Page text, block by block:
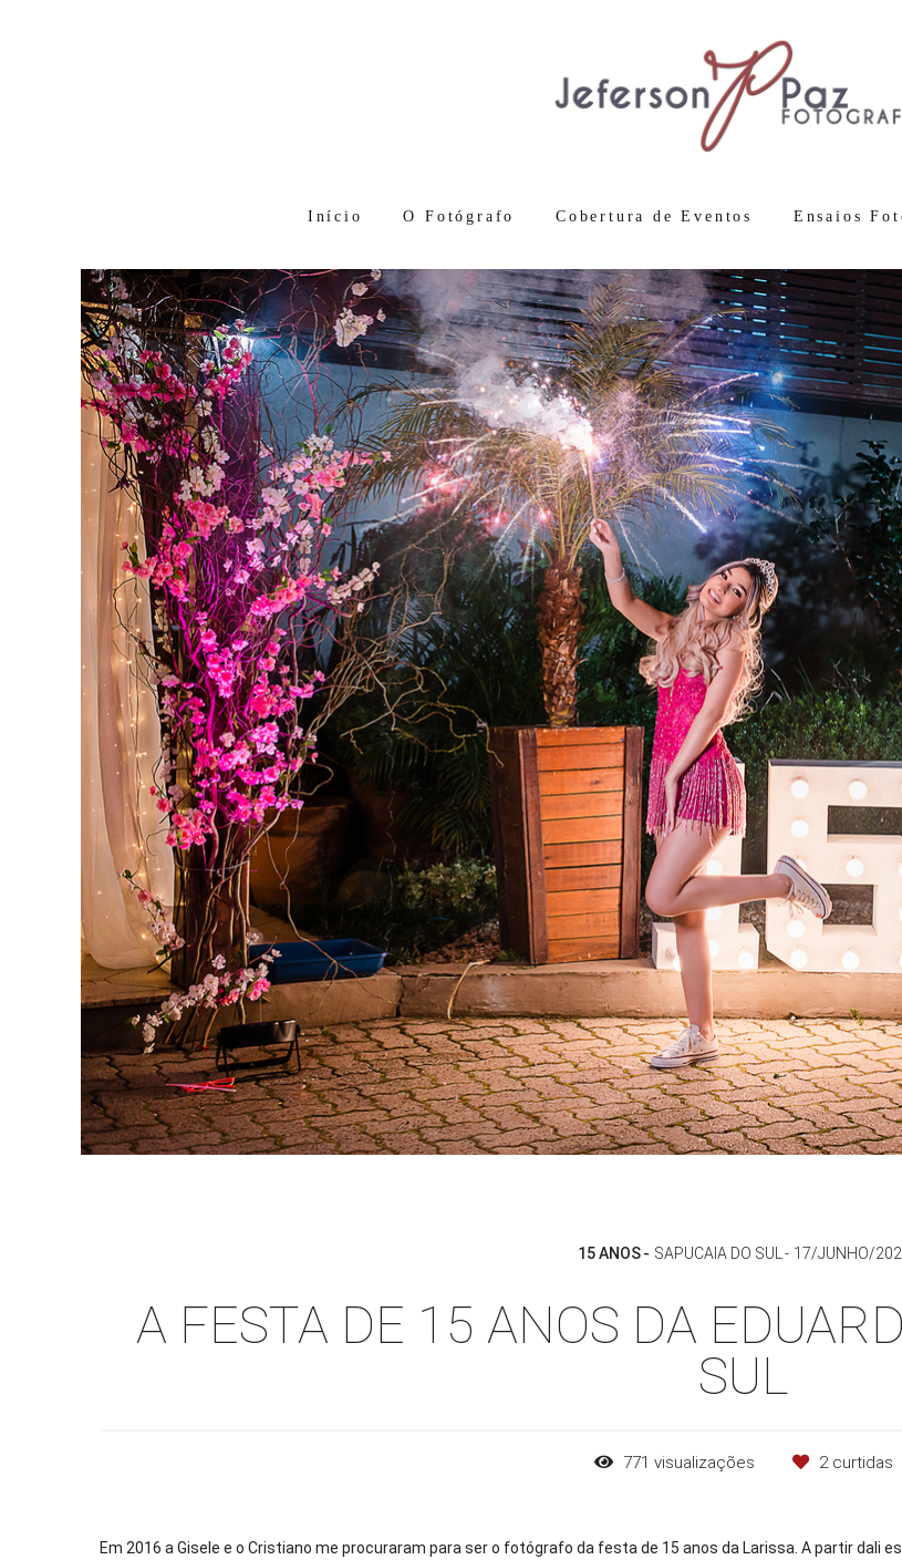
Início O Fotógrafo Cobertura de Eventos Ensaios
15 ANOS SAPUCAIA DO SUL 17/JUNHO/
A FESTA DE 15 ANOS DA
SUL
771 visualizações 2curtidas
Em 2016 a Gisele e o Cristiano me procuraram para ser o fotógrafo da festa de 15 anos da Larissa. A partir dali